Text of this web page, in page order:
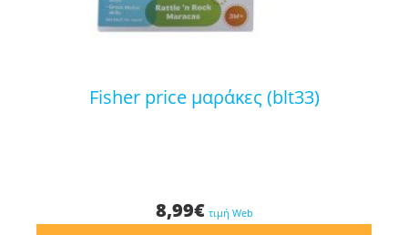
fisher price μαράκες (blt33)
8,99€ τιμή Web